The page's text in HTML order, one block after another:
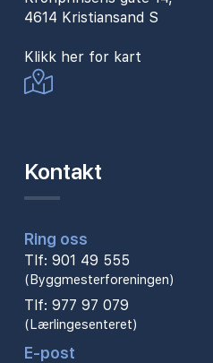
4614 Kristiansand S
Klikk her for kart
Kontakt
Ring oss
Tlf: 901 49 555
(Byggmesterforeningen)
Tlf: 977 97 079
(Lærlingesenteret)
E-post